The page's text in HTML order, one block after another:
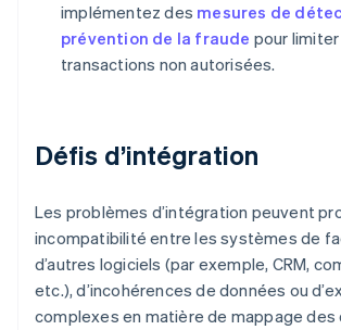
implémentez des mesures de
prévention de la fraude pour
transactions non autorisées.
Défis d’intégration
Les problèmes d’intégration peuvent
incompatibilité entre les systèmes de
d’autres logiciels (par exemple, CRM,
etc.), d’incohérences de données ou
complexes en matière de mappage des